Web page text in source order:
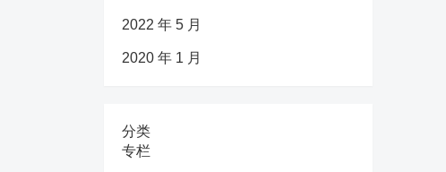
2022 年 5 月
2020 年 1 月
分类
专栏